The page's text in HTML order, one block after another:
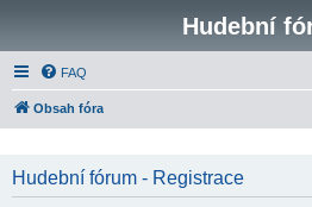
Hudební
FAQ
Obsah fóra
Hudební fórum - Registrace